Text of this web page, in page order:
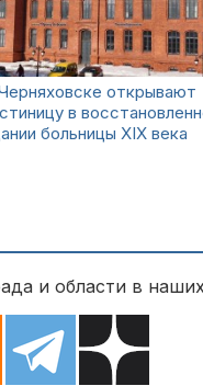
открывают
в
больницы XIX века
и области в